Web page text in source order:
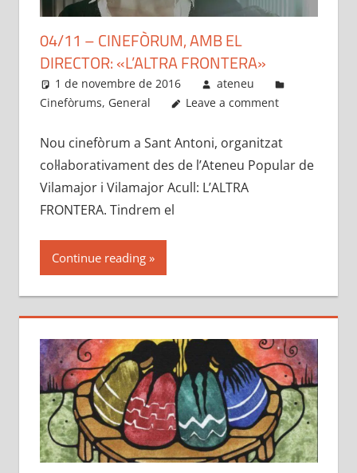
04/11 – CINEFÒRUM, AMB EL
DIRECTOR: «L’ALTRA FRONTERA»
1 de novembre de 2016
ateneu
Cinefòrums, General Leave a comment
Nou cinefòrum a Sant Antoni, organitzat
col·laborativament des de l’Ateneu Popular de
Vilamajor i Vilamajor Acull: L’ALTRA
FRONTERA. Tindrem el
Continue reading